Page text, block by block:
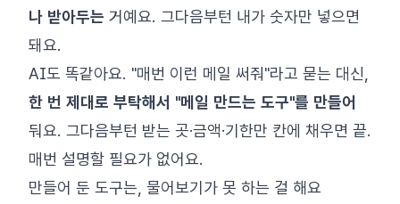
나 받아두는 거예요. 그다음부턴 내가 숫자만 넣으면
돼요.
AI도 똑같아요. "매번 이런 메일 써줘"라고 묻는 대신,
한 번 제대로 부탁해서 "메일 만드는 도구"를 만들어
둬요. 그다음부턴 받는 곳·금액·기한만 칸에 채우면 끝.
매번 설명할 필요가 없어요.
만들어 둔 도구는, 물어보기가 못 하는 걸 해요